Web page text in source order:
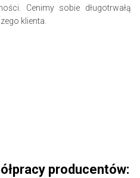
Cenimy sobie długotrwałą
klienta.
producentów: